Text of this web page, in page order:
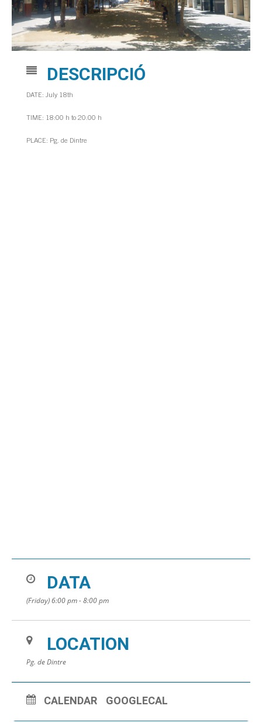
DESCRIPCIÓ
DATE: July 18th
TIME: 18:00 h to 20.00 h
PLACE: Pg. de Dintre
DATA
(Friday) 6:00 pm - 8:00 pm
LOCATION
Pg. de Dintre
CALENDAR GOOGLECAL